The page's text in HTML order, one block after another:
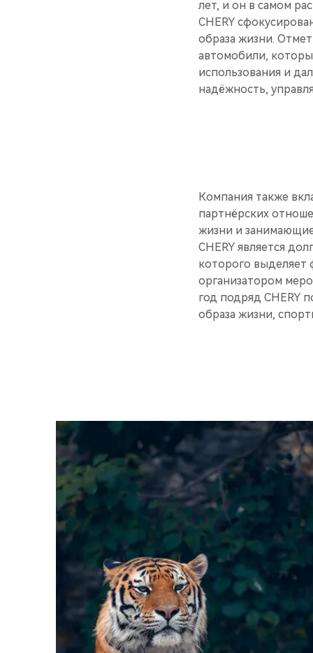
лет, и он в самом
CHERY
образа жизни.
автомобили,
использования и
надёжность,
Компания также
партнёрских
жизни и
CHERY является
которого выделяет
организатором
год подряд CHERY
образа жизни,